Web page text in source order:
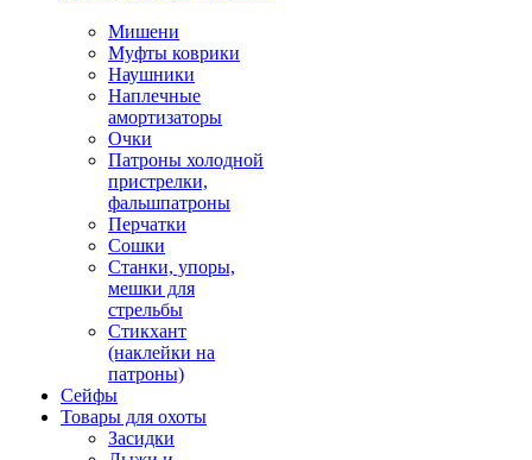
Мишени
Муфты коврики
Наушники
Наплечные
амортизаторы
Очки
Патроны холодной
пристрелки,
фальшпатроны
Перчатки
Сошки
Станки, упоры,
мешки для
стрельбы
Стикхант
(наклейки на
патроны)
Сейфы
Товары для охоты
Засидки